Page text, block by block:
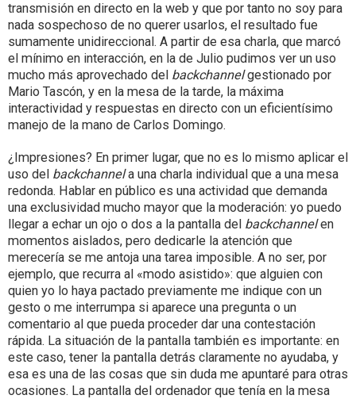
transmisión en directo en la web y que por tanto no soy para
nada sospechoso de no querer usarlos, el resultado fue
sumamente unidireccional. A partir de esa charla, que marcó
el mínimo en interacción, en la de Julio pudimos ver un uso
mucho más aprovechado del backchannelgestionado por
Mario Tascón, y en la mesa de la tarde, la máxima
interactividad y respuestas en directo con un eficientísimo
manejo de la mano de Carlos Domingo.
¿Impresiones? En primer lugar, que no es lo mismo aplicar el
uso del backchannela una charla individual que a una mesa
redonda. Hablar en público es una actividad que demanda
una exclusividad mucho mayor que la moderación: yo puedo
llegar a echar un ojo o dos a la pantalla del backchannelen
momentos aislados, pero dedicarle la atención que
merecería se me antoja una tarea imposible. A no ser, por
ejemplo, que recurra al «modo asistido»: que alguien con
quien yo lo haya pactado previamente me indique con un
gesto o me interrumpa si aparece una pregunta o un
comentario al que pueda proceder dar una contestación
rápida. La situación de la pantalla también es importante: en
este caso, tener la pantalla detrás claramente no ayudaba, y
esa es una de las cosas que sin duda me apuntaré para otras
ocasiones. La pantalla del ordenador que tenía en la mesa